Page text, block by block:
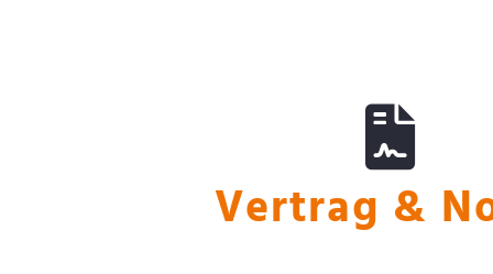
Vertrag & Notar
Vertrag &